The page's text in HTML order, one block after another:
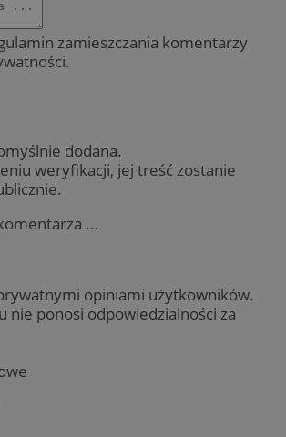
zamieszczania komentarzy
dodana.
weryfikacji, jej treść zostanie
...
opiniami użytkowników.
nie ponosi odpowiedzialności za